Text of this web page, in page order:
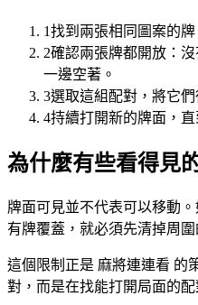
1找到兩張相同圖案的牌
2確認兩張牌都開放：
一邊空著。
3選取這組配對，將它們
4持續打開新的牌面，直
為什麼有些看得見
牌面可見並不代表可以移動
有牌覆蓋，就必須先清掉周圍
這個限制正是 麻將連連看 的
對，而是在找能打開局面的配